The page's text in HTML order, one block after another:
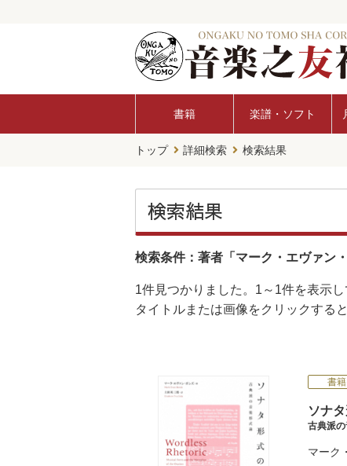
書籍 楽譜・ソフト
トップ 詳細検索 検索結果
検索結果
検索条件：著者「マーク・エヴァン
1件見つかりました。 1～1件を表示し
タイトルまたは画像をクリックする
書籍
ソナ
古典派
マーク